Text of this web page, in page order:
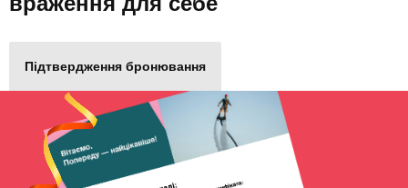
Підтвердження бронювання